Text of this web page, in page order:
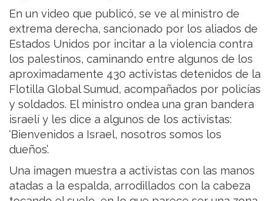
En un video que publicó, se ve al ministro de
extrema derecha, sancionado por los aliados de
Estados Unidos por incitar a la violencia contra
los palestinos, caminando entre algunos de los
aproximadamente 430 activistas detenidos de la
Flotilla Global Sumud, acompañados por policías
y soldados. El ministro ondea una gran bandera
israelí y les dice a algunos de los activistas:
‘Bienvenidos a Israel, nosotros somos los
dueños’.
Una imagen muestra a activistas con las manos
atadas a la espalda, arrodillados con la cabeza